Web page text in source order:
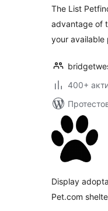
The List
advantage of
your available
400+
Display
Pet.com